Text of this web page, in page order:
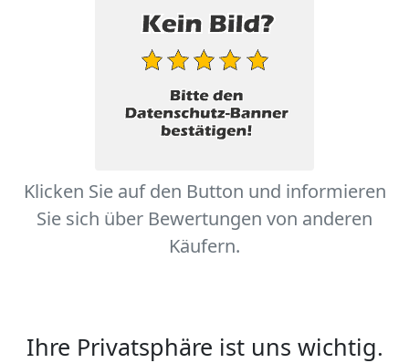
Klicken Sie auf den Button und informieren
Sie sich über Bewertungen von anderen
Käufern.
Ihre Privatsphäre ist uns wichtig.